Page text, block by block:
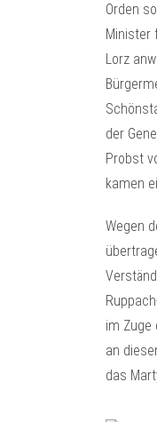
Orden
Minister
Lorz
der
Probst
kamen
Wegen
im Zuge
an
das